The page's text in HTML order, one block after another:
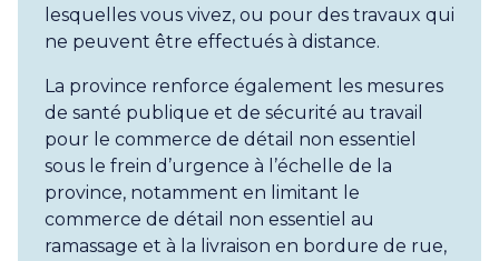
lesquelles vous vivez, ou pour des travaux qui
ne peuvent être effectués à distance.
La province renforce également les mesures
de santé publique et de sécurité au travail
pour le commerce de détail non essentiel
sous le frein d’urgence à l’échelle de la
province, notamment en limitant le
commerce de détail non essentiel au
ramassage et à la livraison en bordure de rue,